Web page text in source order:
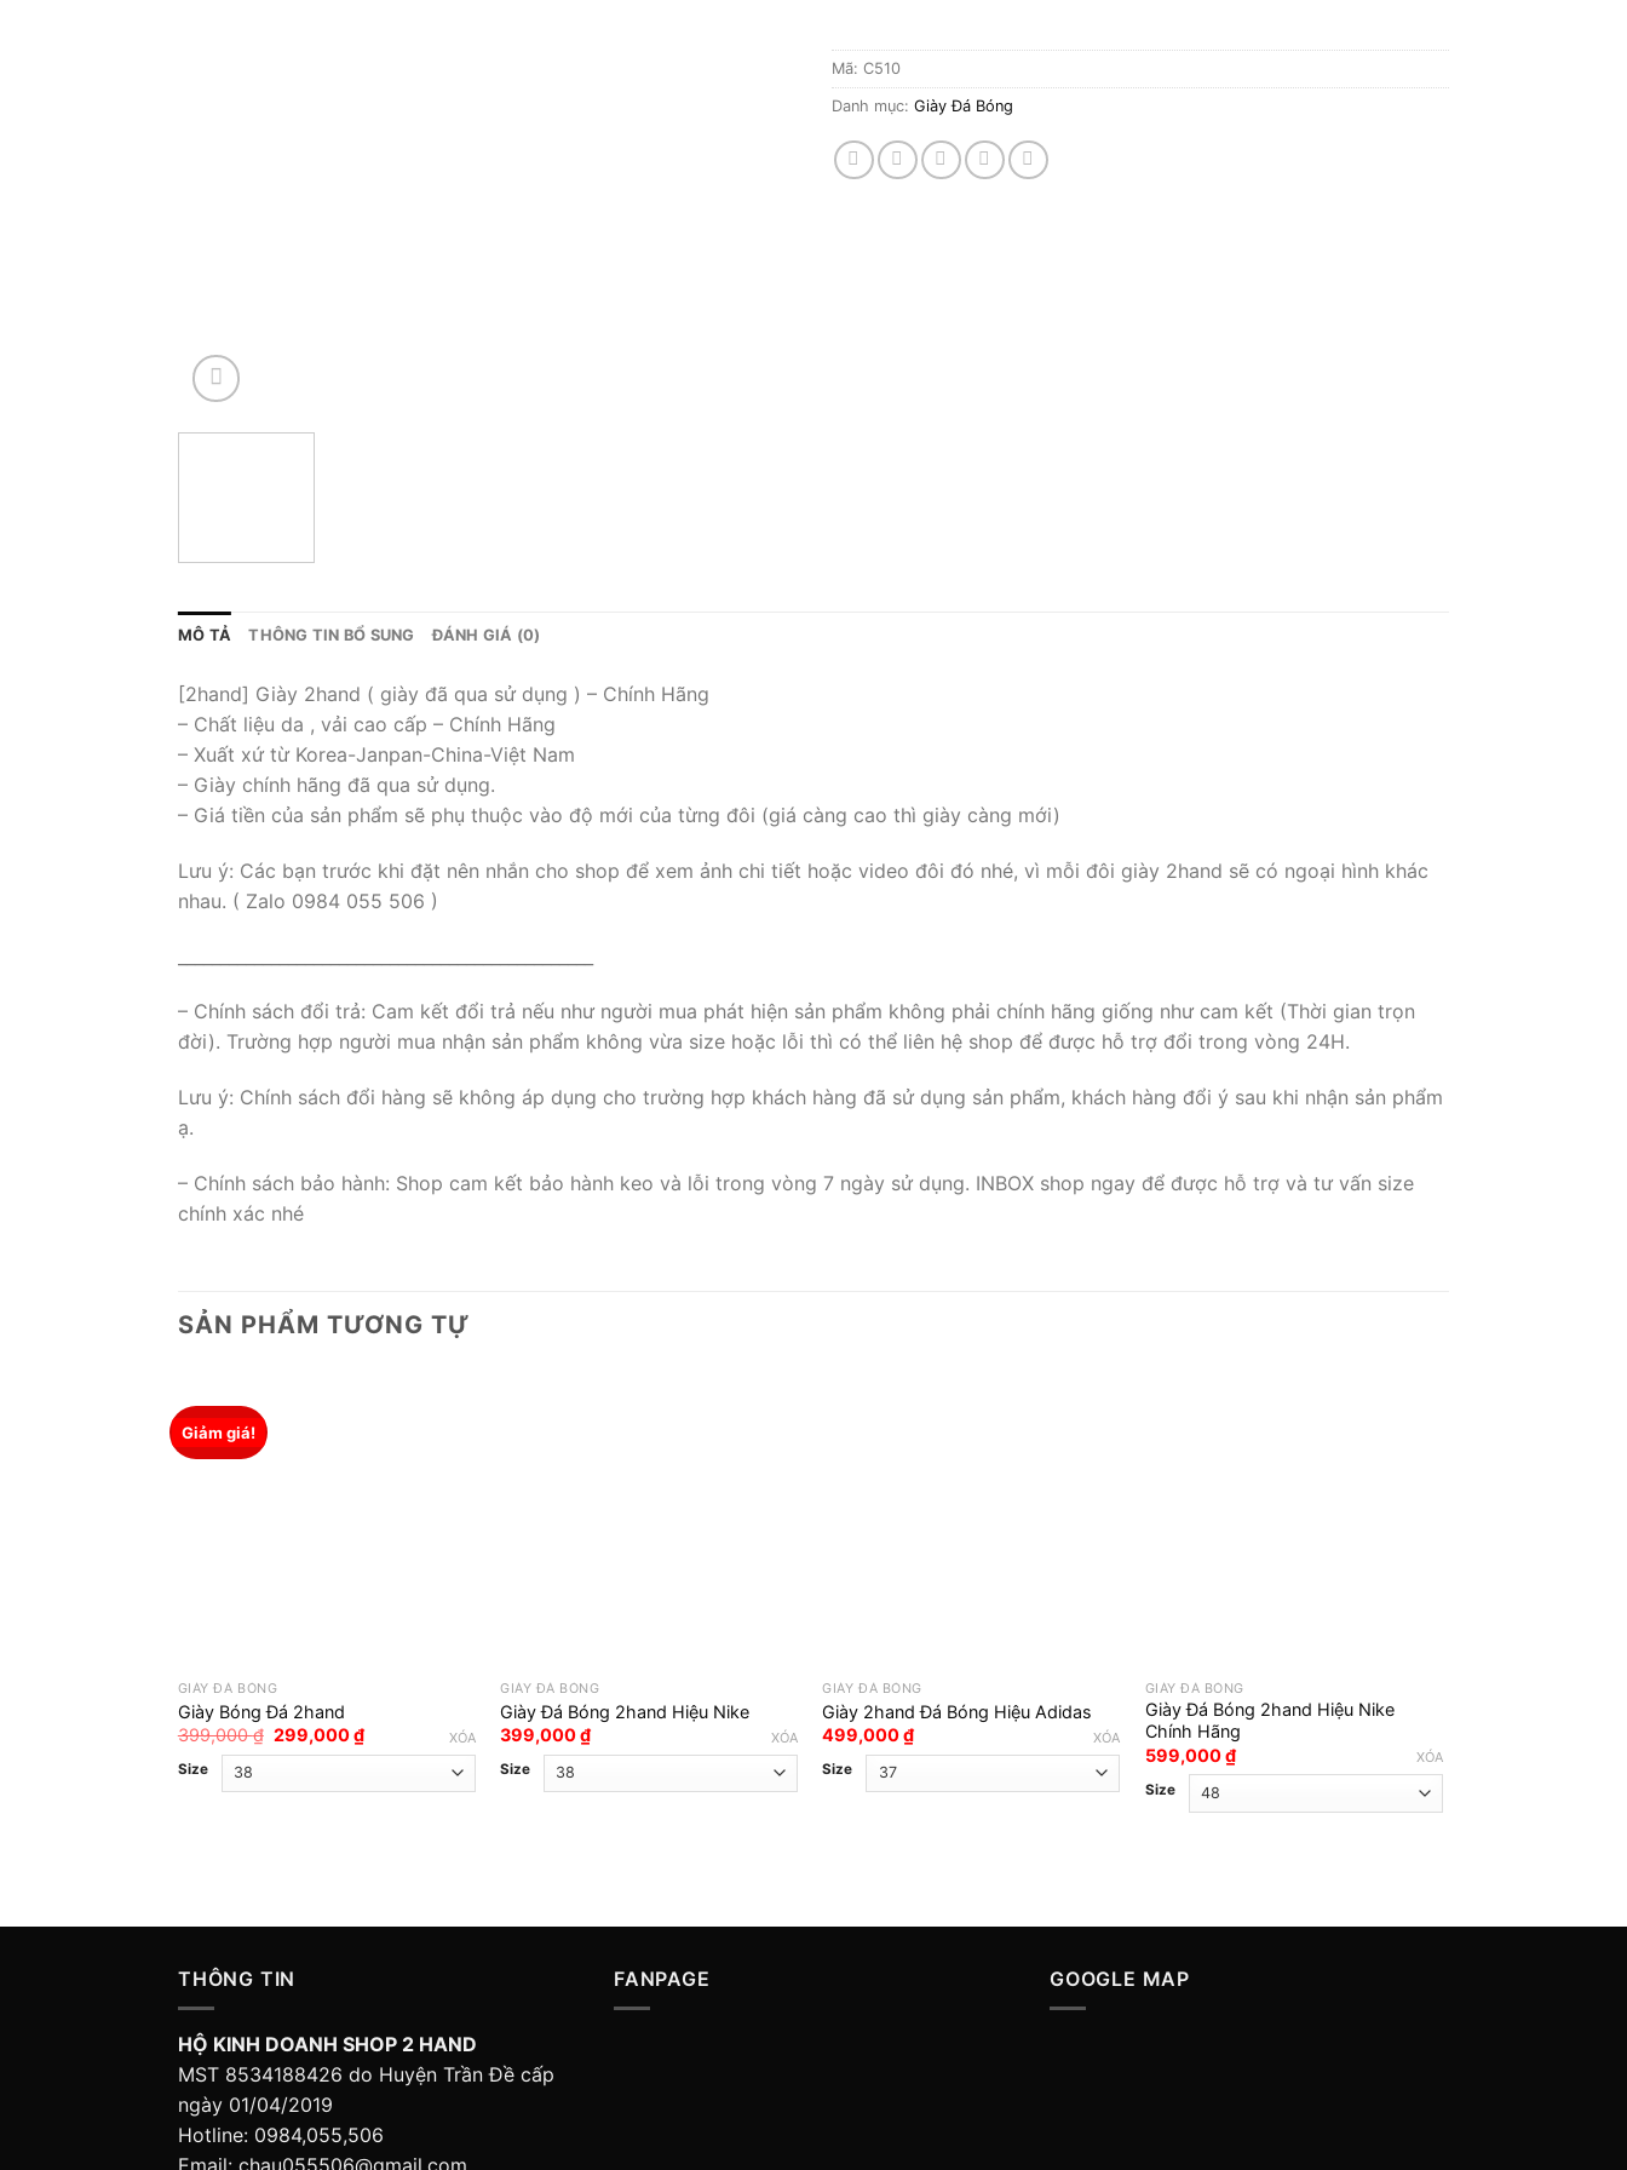
Mã: C510
Danh mục: Giày Đá Bóng
MÔ TẢ THÔNG TIN BỔ SUNG ĐÁNH GIÁ (0)
[2hand] Giày 2hand ( giày đã qua sử dụng ) – Chính Hãng
– Chất liệu da , vải cao cấp – Chính Hãng
– Xuất xứ từ Korea-Janpan-China-Việt Nam
– Giày chính hãng đã qua sử dụng.
– Giá tiền của sản phẩm sẽ phụ thuộc vào độ mới của từng đôi (giá càng cao thì giày càng mới)
Lưu ý: Các bạn trước khi đặt nên nhắn cho shop để xem ảnh chi tiết hoặc video đôi đó nhé, vì mỗi đôi giày 2hand sẽ có ngoại hình khác
nhau. ( Zalo 0984 055 506 )
– Chính sách đổi trả: Cam kết đổi trả nếu như người mua phát hiện sản phẩm không phải chính hãng giống như cam kết (Thời gian trọn
đời). Trường hợp người mua nhận sản phẩm không vừa size hoặc lỗi thì có thể liên hệ shop để được hỗ trợ đổi trong vòng 24H.
Lưu ý: Chính sách đổi hàng sẽ không áp dụng cho trường hợp khách hàng đã sử dụng sản phẩm, khách hàng đổi ý sau khi nhận sản phẩm
ạ.
– Chính sách bảo hành: Shop cam kết bảo hành keo và lỗi trong vòng 7 ngày sử dụng. INBOX shop ngay để được hỗ trợ và tư vấn size
chính xác nhé
SẢN PHẨM TƯƠNG TỰ
Giảm giá!
GIÀY ĐÁ BÓNG
Giày Bóng Đá 2hand
399,000₫ Giá
gốc
299,000₫Giá
hiện
Size
XÓA
GIÀY ĐÁ BÓNG
Giày Đá Bóng 2hand Hiệu Nike
399,000₫
Size
XÓA
GIÀY ĐÁ BÓNG
Giày 2hand Đá Bóng Hiệu Adidas
499,000₫
Size
XÓA
GIÀY ĐÁ BÓNG
Giày Đá Bóng 2hand Hiệu Nike
Chính Hãng
599,000₫
Size
XÓA
THÔNG TIN
HỘ KINH DOANH SHOP 2 HAND
MST 8534188426 do Huyện Trần Đề cấp
ngày 01/04/2019
Hotline: 0984,055,506
FANPAGE GOOGLE MAP